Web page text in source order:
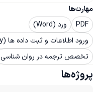
مهارت‌ها
PDF
ورد (Word)
ورود اطلاعات و ثبت داده ها (Data Entry - دیتا اینتری)
تخصص ترجمه در روان شناسی
پروژه‌ها